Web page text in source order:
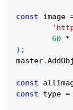
const image
60
*
) ;
master.
const
const type =